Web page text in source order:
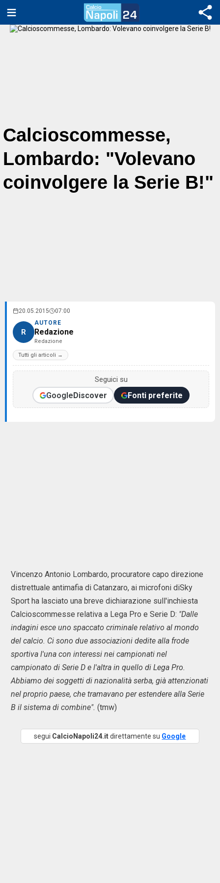
Calcioscommesse,
Lombardo: "Volevano
coinvolgere la Serie B!"
20.05.2015 07:00
R
AUTORE
Redazione
Redazione
Tutti gli articoli →
Seguici su
GoogleDiscover Fonti preferite
Vincenzo Antonio Lombardo, procuratore capo direzione
distrettuale antimafia di Catanzaro, ai microfoni diSky
Sport ha lasciato una breve dichiarazione sull'inchiesta
Calcioscommesse relativa a Lega Pro e Serie D: "Dalle
indagini esce uno spaccato criminale relativo al mondo
del calcio. Ci sono due associazioni dedite alla frode
sportiva l'una con interessi nei campionati nel
campionato di Serie D e l'altra in quello di Lega Pro.
Abbiamo dei soggetti di nazionalità serba, già attenzionati
nel proprio paese, che tramavano per estendere alla Serie
B il sistema di combine". (tmw)
segui CalcioNapoli24.itdirettamente su Google